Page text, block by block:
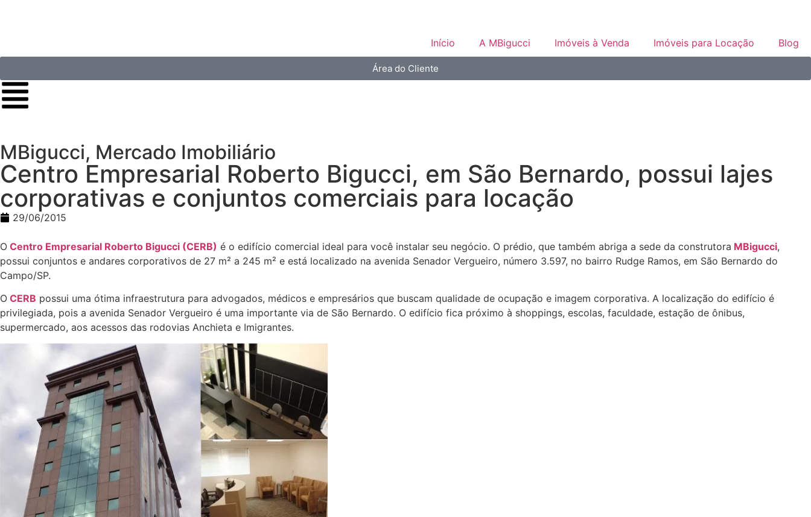
Início A MBigucci Imóveis à Venda Imóveis para Locação Blog
Área do Cliente
MBigucci, Mercado Imobiliário
Centro Empresarial Roberto Bigucci, em São Bernardo, possui lajes
corporativas e conjuntos comerciais para locação
29/06/2015
O Centro Empresarial Roberto Bigucci (CERB) é o edifício comercial ideal para você instalar seu negócio. O prédio, que também abriga a sede da construtora MBigucci,
possui conjuntos e andares corporativos de 27 m² a 245 m² e está localizado na avenida Senador Vergueiro, número 3.597, no bairro Rudge Ramos, em São Bernardo do
Campo/SP.
O CERB possui uma ótima infraestrutura para advogados, médicos e empresários que buscam qualidade de ocupação e imagem corporativa. A localização do edifício é
privilegiada, pois a avenida Senador Vergueiro é uma importante via de São Bernardo. O edifício fica próximo à shoppings, escolas, faculdade, estação de ônibus,
supermercado, aos acessos das rodovias Anchieta e Imigrantes.